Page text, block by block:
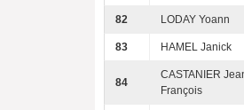
82 LODAY Yoann
83 HAMEL Janick
84
CASTANIER
François